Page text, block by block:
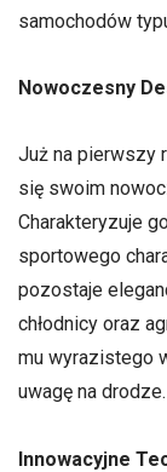
samochodów
Nowoczesny
Już na pierwszy
się swoim
Charakteryzuje
sportowego
pozostaje
chłodnicy oraz
mu wyrazistego
uwagę na drodze.
Innowacyjne